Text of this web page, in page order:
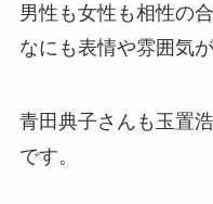
男性も女性も相性の
なにも表情や雰囲気
青田典子さんも玉置
です。